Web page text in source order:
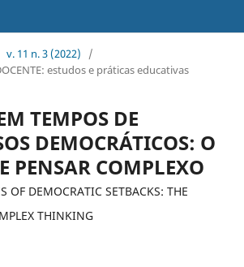
v. 11 n. 3 (2022)
/
estudos e práticas educativas
TEMPOS DE
DEMOCRÁTICOS: O
PENSAR COMPLEXO
OF DEMOCRATIC SETBACKS: THE
THINKING